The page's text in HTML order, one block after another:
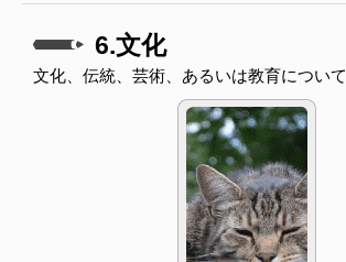
6.文化
文化、伝統、芸術、あるいは教育について